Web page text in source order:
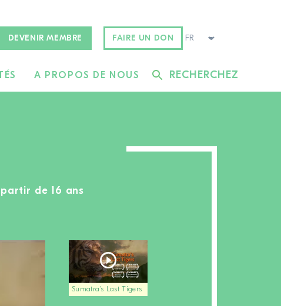
DEVENIR MEMBRE FAIRE UN DON
A PROPOS DE NOUS RECHERCHEZ
Sumatra’s Last Tigers
de 16 ans